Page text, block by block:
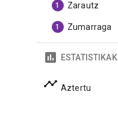
1 Zarautz
1 Zumarraga
ESTATISTIKAK
Aztertu